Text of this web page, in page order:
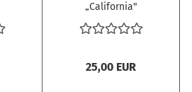
„California"
25,00 EUR